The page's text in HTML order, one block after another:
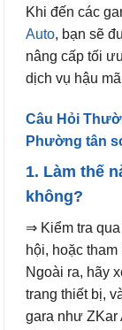
Khi đến các
Auto, bạn sẽ
nâng cấp tối
dịch vụ hậu
Câu Hỏi
Phường tân
1. Làm thế
không?
⇒ Kiểm tra
hội, hoặc
Ngoài ra, hãy
trang thiết bị,
gara như ZKar